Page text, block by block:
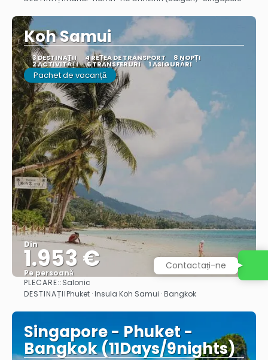
Vedea
Koh Samui
3 DESTINAŢII 4 REȚEA DE TRANSPORT 8 NOPȚI
2 ACTIVITĂȚI 6 TRANSFERURI 1 ASIGURĂRI
Pachet de vacanță
Din
1.953 €
Pe persoană
Vedea
PLECARE::Salonic
DESTINAȚIIPhuket · Insula Koh Samui · Bangkok
Singapore - Phuket -
Bangkok (11Days/9nights)
Contactați-ne